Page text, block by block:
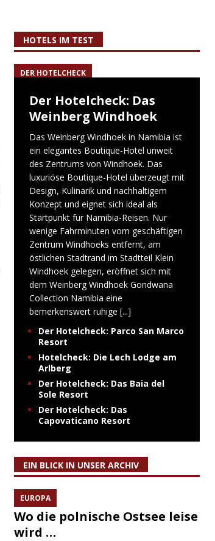
HOTELS IM TEST
DER HOTELCHECK
Der Hotelcheck: Das
Weinberg Windhoek
Das Weinberg Windhoek in Namibia ist
ein elegantes Boutique-Hotel unweit
des Zentrums von Windhoek. Das
luxuriöse Boutique-Hotel überzeugt mit
Design, Kulinarik und nachhaltigem
Konzept und eignet sich ideal als
Startpunkt für Namibia-Reisen. Nur
wenige Fahrminuten vom geschäftigen
Zentrum Windhoeks entfernt, am
östlichen Stadtrand im Stadtteil Klein
Windhoek gelegen, eröffnet sich mit
dem Weinberg Windhoek Gondwana
Collection Namibia eine
bemerkenswert ruhige [...]
Der Hotelcheck: Parco San Marco
Resort
Hotelcheck: Die Lech Lodge am
Arlberg
Der Hotelcheck: Das Baia del
Sole Resort
Der Hotelcheck: Das
Capovaticano Resort
EIN BLICK IN UNSER ARCHIV
EUROPA
Wo die polnische Ostsee leise
wird …